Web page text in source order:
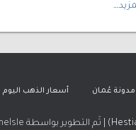
عُمان أسعار الذهب اليوم